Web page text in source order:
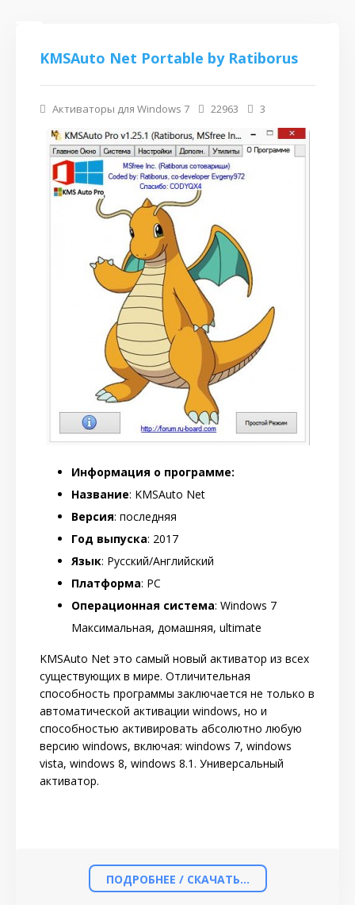
KMSAuto Net Portable by Ratiborus
Активаторы для Windows 7 22963 3
Информация о программе:
Название: KMSAuto Net
Версия: последняя
Год выпуска: 2017
Язык: Русский/Английский
Платформа: PC
Операционная система: Windows 7
Максимальная, домашняя, ultimate
KMSAuto Net это самый новый активатор из всех
существующих в мире. Отличительная
способность программы заключается не только в
автоматической активации windows, но и
способностью активировать абсолютно любую
версию windows, включая: windows 7, windows
vista, windows 8, windows 8.1. Универсальный
активатор.
ПОДРОБНЕЕ / СКАЧАТЬ...